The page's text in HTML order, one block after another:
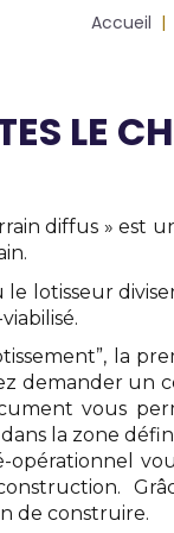
Accueil
LE
diffus » est
lotisseur
la
demander un
vous
la zone
opérationnel
de construire.